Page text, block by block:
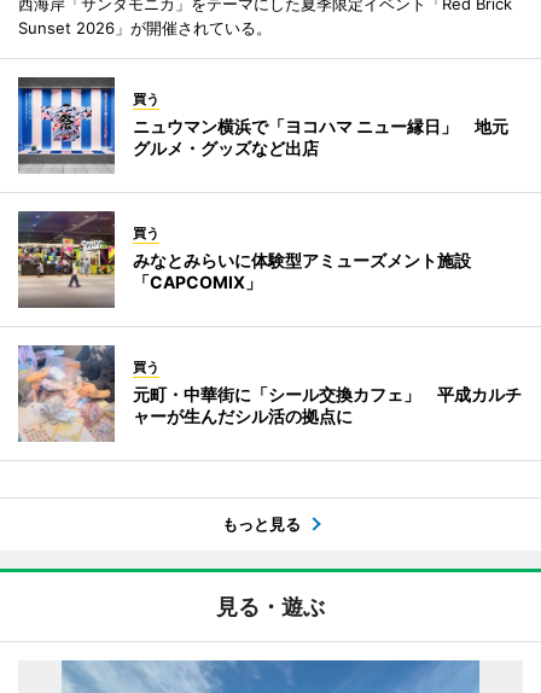
Sunset 2026」が開催されている。
買う
ニュウマン横浜で「ヨコハマ ニュー縁日」 地元
グルメ・グッズなど出店
買う
みなとみらいに体験型アミューズメント施設
「CAPCOMIX」
買う
元町・中華街に「シール交換カフェ」 平成カルチ
ャーが生んだシル活の拠点に
もっと見る
見る・遊ぶ